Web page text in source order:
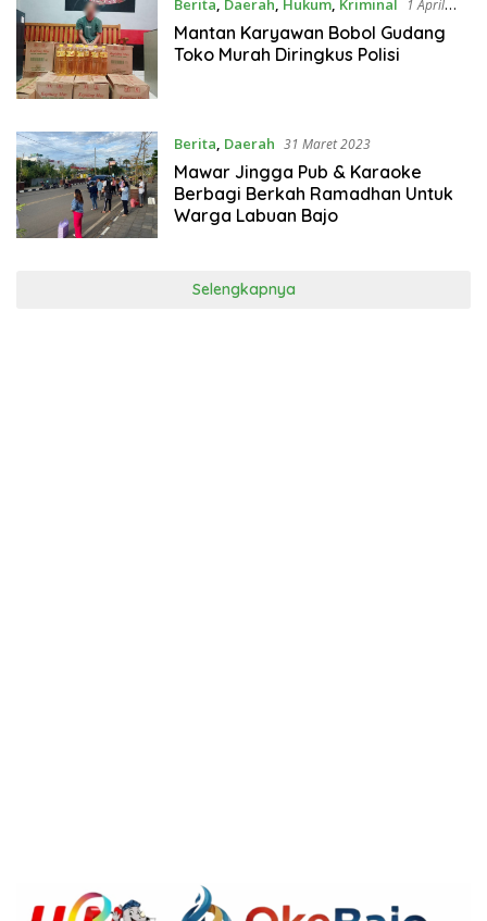
1 April
2023
Mantan Karyawan Bobol Gudang
Toko Murah Diringkus Polisi
Berita, Daerah 31 Maret 2023
Mawar Jingga Pub & Karaoke
Berbagi Berkah Ramadhan Untuk
Warga Labuan Bajo
Selengkapnya